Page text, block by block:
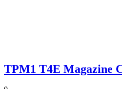
TPM1 T4E Magazine